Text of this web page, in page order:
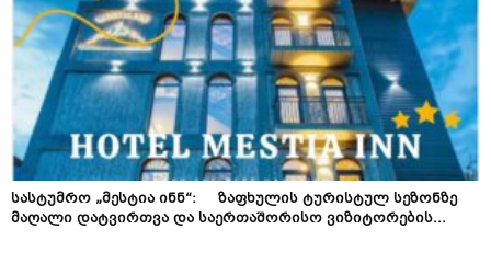
სასტუმრო „მესტია ინნ“: ზაფხულის ტურისტულ სეზონზე
მაღალი დატვირთვა და საერთაშორისო ვიზიტორების...